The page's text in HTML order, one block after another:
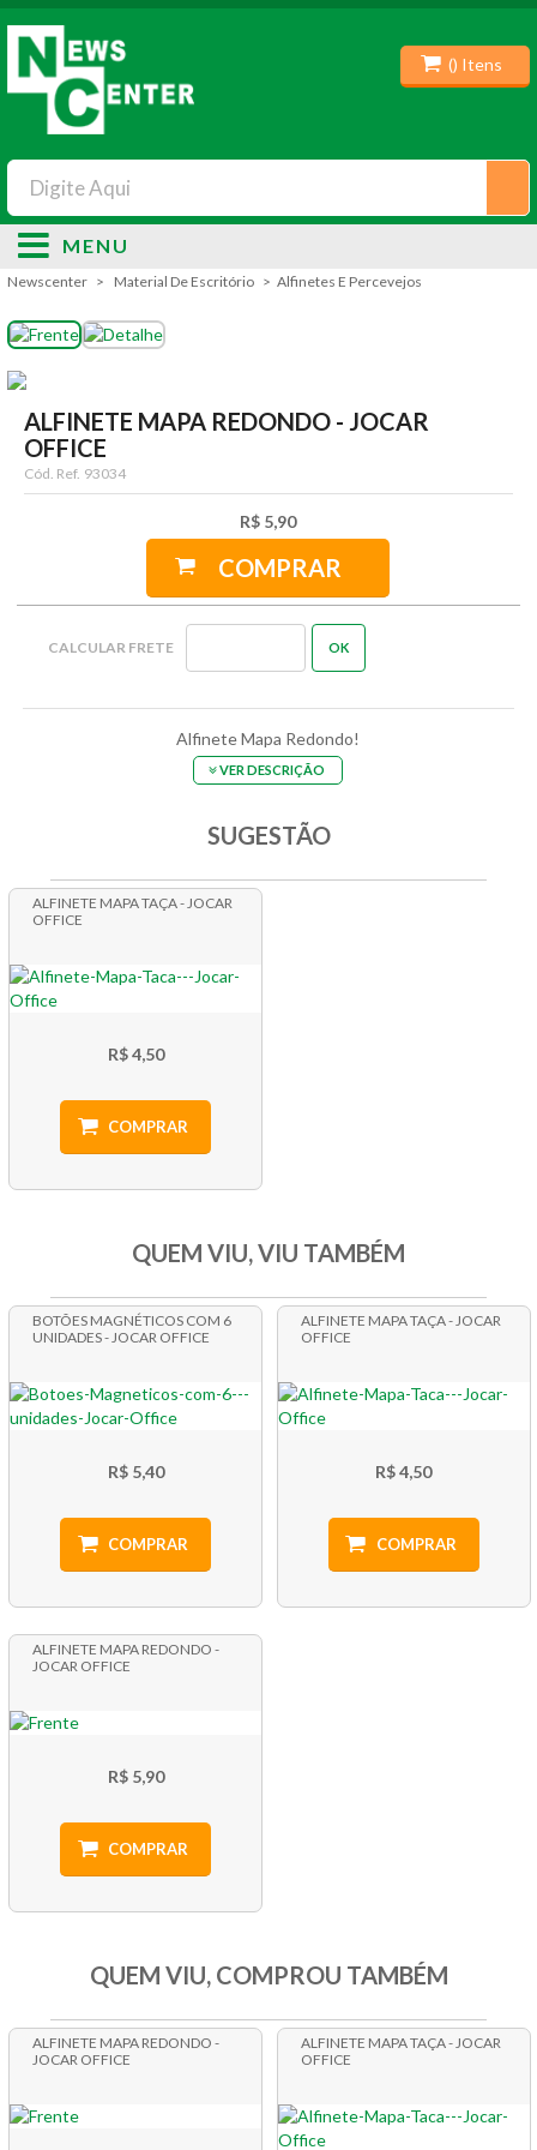
() Itens
MENU
Newscenter Material De Escritório Alfinetes E Percevejos
ALFINETE MAPA REDONDO - JOCAR
OFFICE
Cód. Ref. 93034
R$ 5,90
COMPRAR
Alfinete Mapa Redondo!
VER DESCRIÇÃO
SUGESTÃO
ALFINETE MAPA TAÇA - JOCAR
OFFICE
R$ 4,50
COMPRAR
QUEM VIU, VIU TAMBÉM
BOTÕES MAGNÉTICOS COM 6
UNIDADES - JOCAR OFFICE
R$ 5,40
COMPRAR
ALFINETE MAPA TAÇA - JOCAR
OFFICE
R$ 4,50
COMPRAR
ALFINETE MAPA REDONDO -
JOCAR OFFICE
R$ 5,90
COMPRAR
QUEM VIU, COMPROU TAMBÉM
ALFINETE MAPA REDONDO -
JOCAR OFFICE
ALFINETE MAPA TAÇA - JOCAR
OFFICE